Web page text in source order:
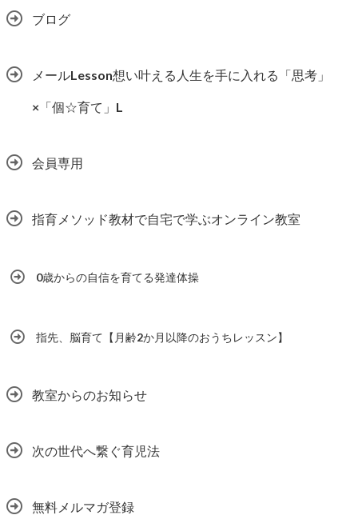
ブログ
メールLesson想い叶える人生を手に入れる「思考」
×「個☆育て」L
会員専用
指育メソッド教材で自宅で学ぶオンライン教室
0歳からの自信を育てる発達体操
指先、脳育て【月齢2か月以降のおうちレッスン】
教室からのお知らせ
次の世代へ繋ぐ育児法
無料メルマガ登録